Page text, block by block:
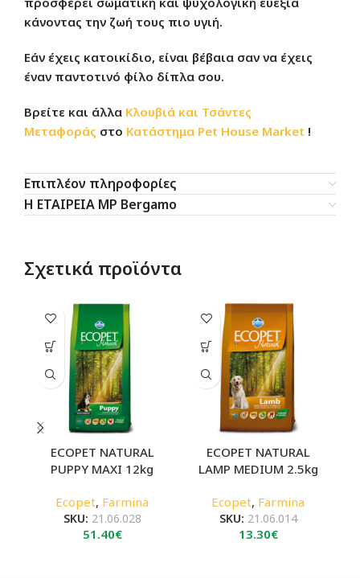
κάνοντας την ζωή τους πιο υγιή.
Εάν έχεις κατοικίδιο, είναι βέβαια σαν να έχεις
έναν παντοτινό φίλο δίπλα σου.
Βρείτε και άλλα Κλουβιά και Τσάντες
Μεταφοράς στο Κατάστημα Pet House Market !
Επιπλέον πληροφορίες
Η ΕΤΑΙΡΕΙΑ MP Bergamo
Σχετικά προϊόντα
ECOPET NATURAL
PUPPY MAXI 12kg
Ecopet, Farmina
SKU: 21.06.028
51.40€
ECOPET NATURAL
LAMP MEDIUM 2.5kg
Ecopet, Farmina
SKU: 21.06.014
13.30€